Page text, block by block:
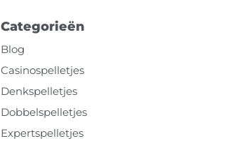
Categorieën
Blog
Casinospelletjes
Denkspelletjes
Dobbelspelletjes
Expertspelletjes